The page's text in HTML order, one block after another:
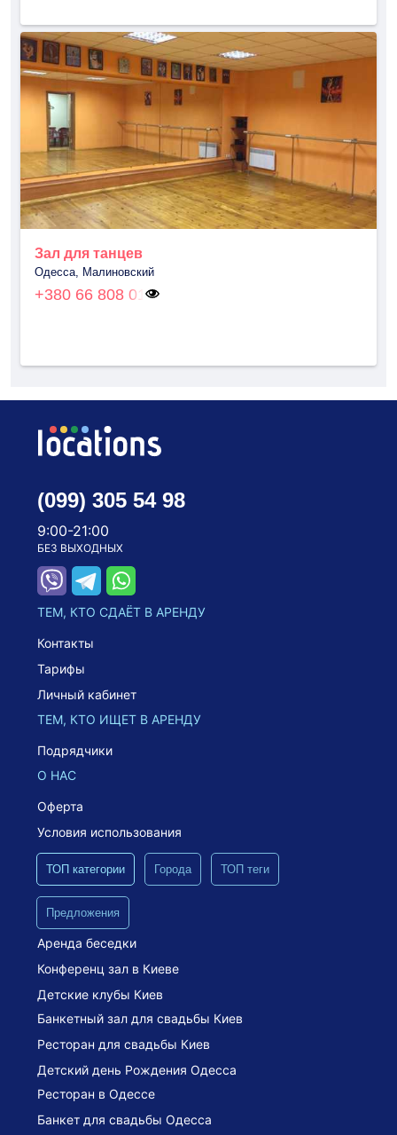
Зал для танцев
Одесса, Малиновский
+380 66 808 01
(099) 305 54 98
9:00-21:00
БЕЗ ВЫХОДНЫХ
ТЕМ, КТО СДАЁТ В АРЕНДУ
Контакты
Тарифы
Личный кабинет
ТЕМ, КТО ИЩЕТ В АРЕНДУ
Подрядчики
О НАС
Оферта
Условия использования
ТОП категории Города ТОП теги
Предложения
Аренда беседки
Конференц зал в Киеве
Детские клубы Киев
Банкетный зал для свадьбы Киев
Ресторан для свадьбы Киев
Детский день Рождения Одесса
Ресторан в Одессе
Банкет для свадьбы Одесса